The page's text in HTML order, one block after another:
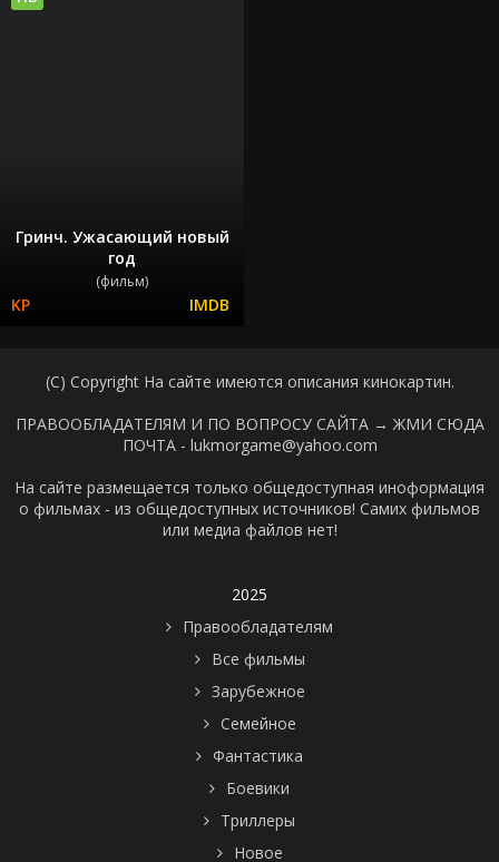
Гринч. Ужасающий новый
год
(фильм)
(C) Copyright На сайте имеются описания кинокартин.
ПРАВООБЛАДАТЕЛЯМ И ПО ВОПРОСУ САЙТА → ЖМИ СЮДА
ПОЧТА - lukmorgame@yahoo.com
На сайте размещается только общедоступная иноформация
о фильмах - из общедоступных источников! Самих фильмов
или медиа файлов нет!
2025
Правообладателям
Все фильмы
Зарубежное
Семейное
Фантастика
Боевики
Триллеры
Новое